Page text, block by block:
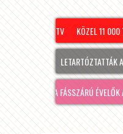
– SOPRON TV KÖZEL 11 000
LETARTÓZTATTÁK A
A FÁSSZÁRÚ ÉVELŐK ALAPOS